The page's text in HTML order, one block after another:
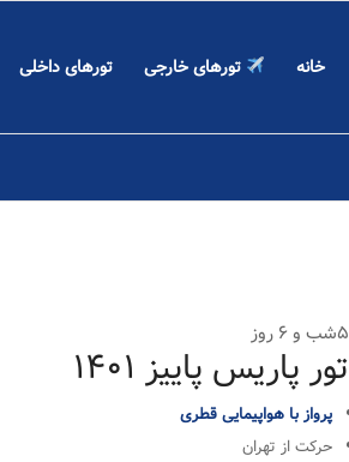
خانه تورهای خارجی تورهای داخلی
۵شب و ۶ روز
تور پاریس پاییز ۱۴۰۱
پرواز با هواپیمایی قطری
حرکت از تهران